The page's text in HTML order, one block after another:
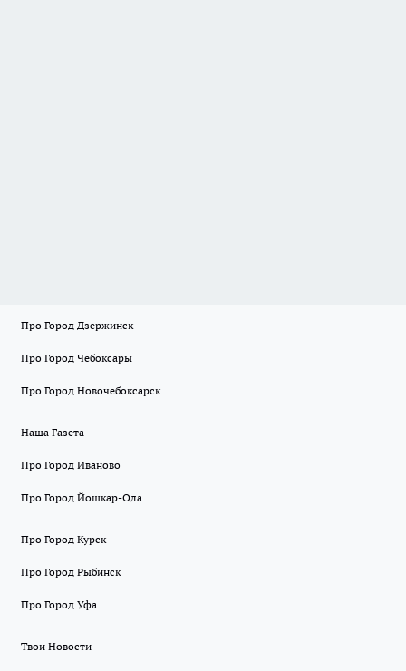
Про Город Дзержинск
Про Город Чебоксары
Про Город Новочебоксарск
Наша Газета
Про Город Иваново
Про Город Йошкар-Ола
Про Город Курск
Про Город Рыбинск
Про Город Уфа
Твои Новости